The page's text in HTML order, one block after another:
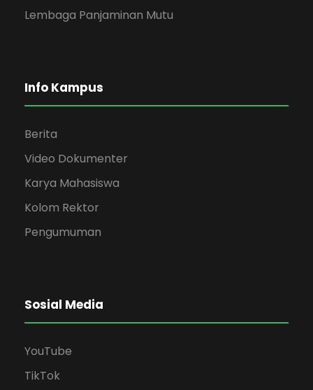
Lembaga Panjaminan Mutu
Info Kampus
Berita
Video Dokumenter
Karya Mahasiswa
Kolom Rektor
Pengumuman
Sosial Media
YouTube
TikTok